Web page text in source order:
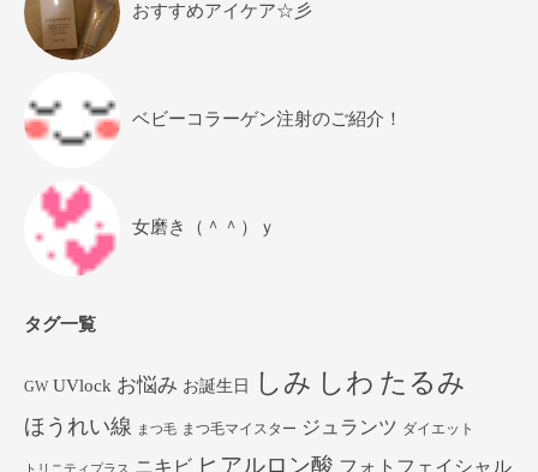
おすすめアイケア☆彡
ベビーコラーゲン注射のご紹介！
女磨き（＾＾）ｙ
タグ一覧
GW UVlock お悩み お誕生日 しみ しわ たるみ
ほうれい線 まつ毛 まつ毛マイスター ジュランツ ダイエット
トリニティプラス ニキビ ヒアルロン酸 フォトフェイシャル